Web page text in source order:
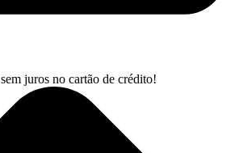
sem juros no cartão de crédito!